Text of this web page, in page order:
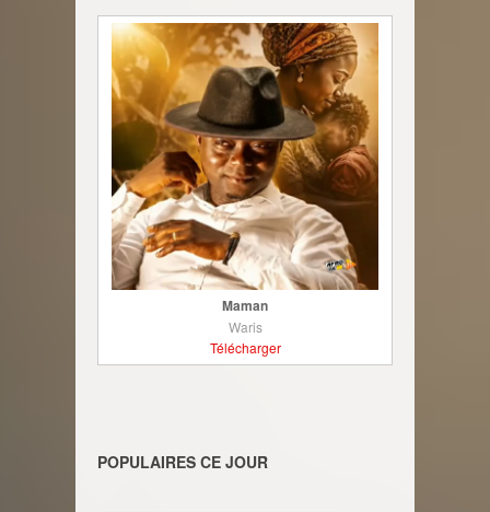
Maman
Waris
Télécharger
POPULAIRES CE JOUR